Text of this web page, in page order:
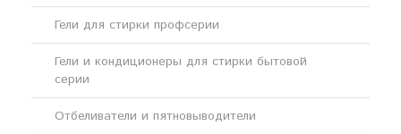
Гели для стирки профсерии
Гели и кондиционеры для стирки бытовой
серии
Отбеливатели и пятновыводители